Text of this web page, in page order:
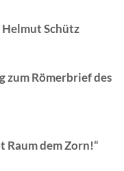
Schütz
zum Römerbrief des
dem Zorn!“